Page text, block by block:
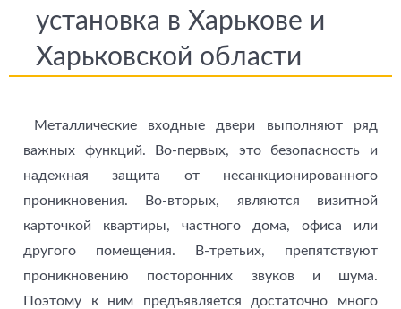
установка в Харькове и
Харьковской области
Металлические входные двери выполняют ряд
важных функций. Во-первых, это безопасность и
надежная защита от несанкционированного
проникновения. Во-вторых, являются визитной
карточкой квартиры, частного дома, офиса или
другого помещения. В-третьих, препятствуют
проникновению посторонних звуков и шума.
Поэтому к ним предъявляется достаточно много